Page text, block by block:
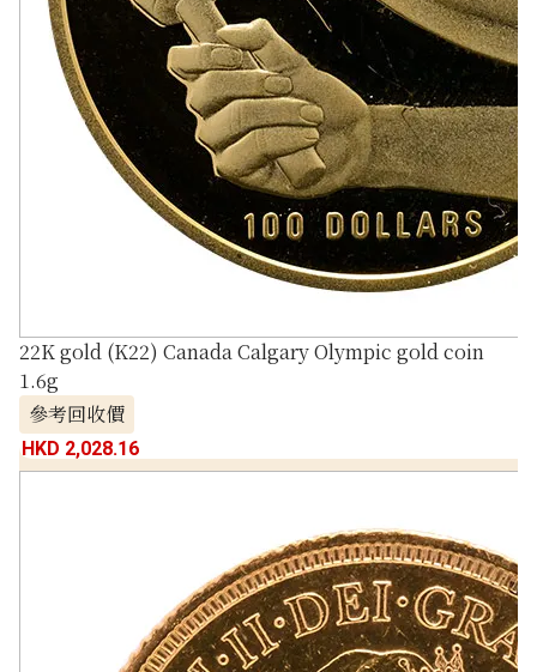
22K gold (K22) Canada Calgary Olympic gold coin
1.6g
參考回收價
HKD 2,028.16